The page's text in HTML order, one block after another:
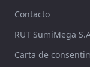
Contacto
RUT SumiMega
Carta de